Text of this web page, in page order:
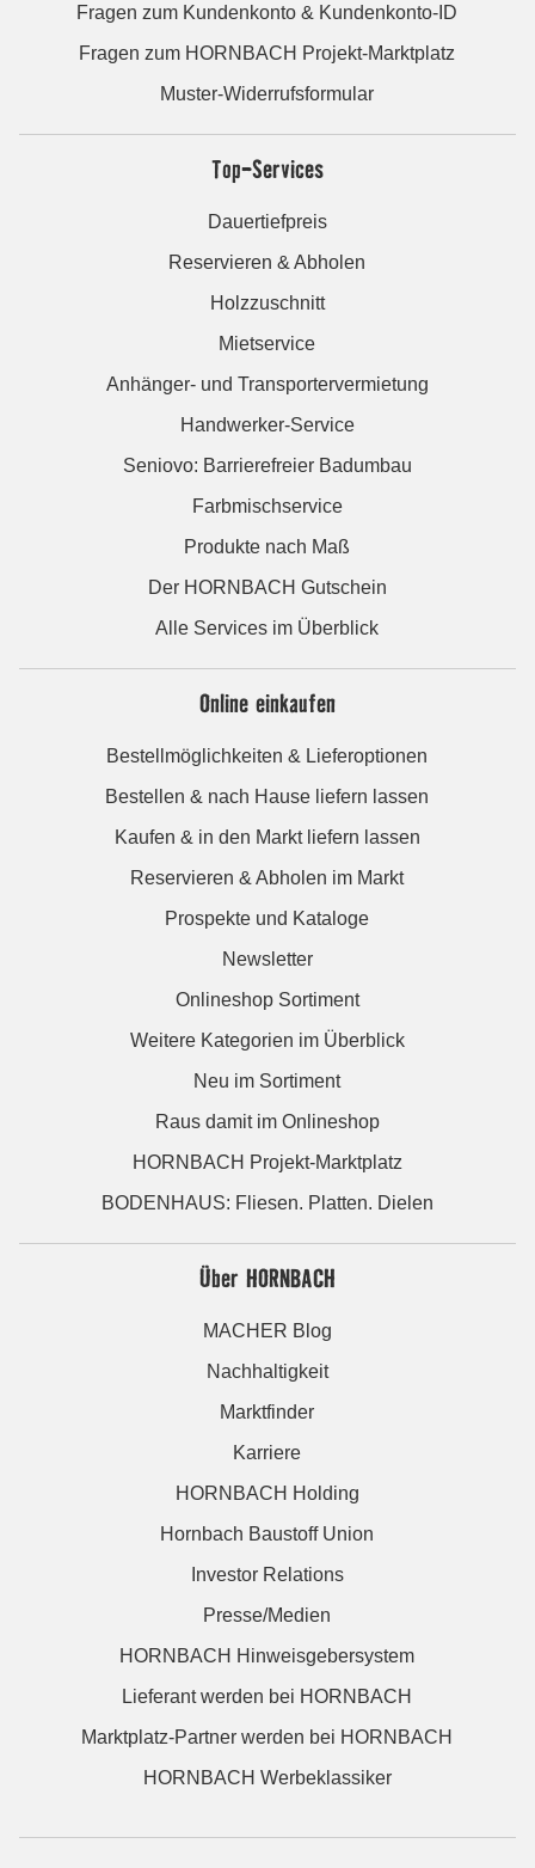
Fragen zum Kundenkonto & Kundenkonto-ID
Fragen zum HORNBACH Projekt-Marktplatz
Muster-Widerrufsformular
Top-Services
Dauertiefpreis
Reservieren & Abholen
Holzzuschnitt
Mietservice
Anhänger- und Transportervermietung
Handwerker-Service
Seniovo: Barrierefreier Badumbau
Farbmischservice
Produkte nach Maß
Der HORNBACH Gutschein
Alle Services im Überblick
Online einkaufen
Bestellmöglichkeiten & Lieferoptionen
Bestellen & nach Hause liefern lassen
Kaufen & in den Markt liefern lassen
Reservieren & Abholen im Markt
Prospekte und Kataloge
Newsletter
Onlineshop Sortiment
Weitere Kategorien im Überblick
Neu im Sortiment
Raus damit im Onlineshop
HORNBACH Projekt-Marktplatz
BODENHAUS: Fliesen. Platten. Dielen
Über HORNBACH
MACHER Blog
Nachhaltigkeit
Marktfinder
Karriere
HORNBACH Holding
Hornbach Baustoff Union
Investor Relations
Presse/Medien
HORNBACH Hinweisgebersystem
Lieferant werden bei HORNBACH
Marktplatz-Partner werden bei HORNBACH
HORNBACH Werbeklassiker